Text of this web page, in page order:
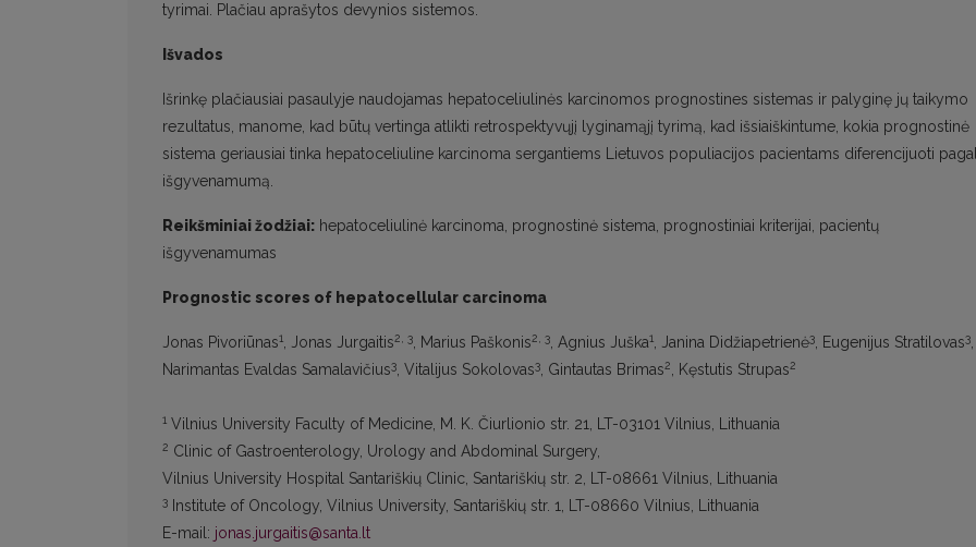
tyrimai. Plačiau aprašytos devynios sistemos.
Išvados
Išrinkę plačiausiai pasaulyje naudojamas hepatoceliulinės karcinomos prognostines sistemas ir palyginę jų taikymo
rezultatus, manome, kad būtų vertinga atlikti retrospektyvųjį lyginamąjį tyrimą, kad išsiaiškintume, kokia prognostinė
sistema geriausiai tinka hepatoceliuline karcinoma sergantiems Lietuvos populiacijos pacientams diferencijuoti
išgyvenamumą.
Reikšminiai žodžiai: hepatoceliulinė karcinoma, prognostinė sistema, prognostiniai kriterijai, pacientų
išgyvenamumas
Prognostic scores of hepatocellular carcinoma
Jonas Pivoriūnas1, Jonas Jurgaitis2, 3, Marius Paškonis2, 3, Agnius Juška1, Janina Didžiapetrienė3, Eugenijus Stratilovas3,
Narimantas Evaldas Samalavičius3, Vitalijus Sokolovas3, Gintautas Brimas2, Kęstutis Strupas2
1 Vilnius University Faculty of Medicine, M. K. Čiurlionio str. 21, LT-03101 Vilnius, Lithuania
2 Clinic of Gastroenterology, Urology and Abdominal Surgery,
Vilnius University Hospital Santariškių Clinic, Santariškių str. 2, LT-08661 Vilnius, Lithuania
3
Institute of Oncology, Vilnius University, Santariškių str. 1, LT-08660 Vilnius, Lithuania
E-mail: jonas.jurgaitis@santa.lt